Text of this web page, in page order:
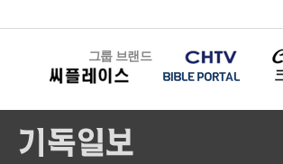
그룹 브랜드